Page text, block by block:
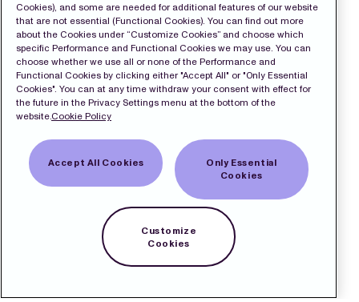
Cookies), and some are needed for additional features of our website
that are not essential (Functional Cookies). You can find out more
about the Cookies under “Customize Cookies” and choose which
specific Performance and Functional Cookies we may use. You can
choose whether we use all or none of the Performance and
Functional Cookies by clicking either "Accept All" or "Only Essential
Cookies". You can at any time withdraw your consent with effect for
the future in the Privacy Settings menu at the bottom of the
website.Cookie Policy
Accept All Cookies
Only Essential
Cookies
Customize
Cookies